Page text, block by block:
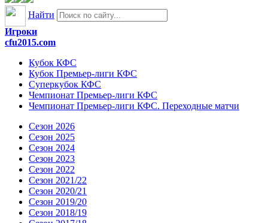
Найти
Игроки
cfu2015.com
Кубок КФС
Кубок Премьер-лиги КФС
Суперкубок КФС
Чемпионат Премьер-лиги КФС
Чемпионат Премьер-лиги КФС. Переходные матчи
Сезон 2026
Сезон 2025
Сезон 2024
Сезон 2023
Сезон 2022
Сезон 2021/22
Сезон 2020/21
Сезон 2019/20
Сезон 2018/19